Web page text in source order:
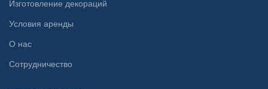
Изготовление декораций
Условия аренды
О нас
Сотрудничество